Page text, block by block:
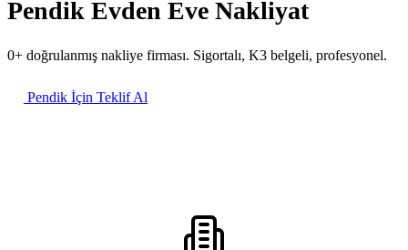
Pendik Evden Eve Nakliyat
0+ doğrulanmış nakliye firması. Sigortalı, K3 belgeli, profesyonel.
Pendik İçin Teklif Al